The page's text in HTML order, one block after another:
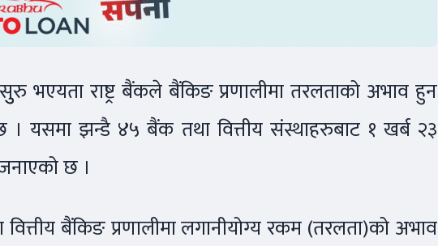
भएयता राष्ट्र बैंकले बैंकिङ प्रणालीमा तरलताको अभाव हुन
यसमा झन्डै ४५ बैंक तथा वित्तीय संस्थाहरुबाट १ खर्ब २३
छ ।
वित्तीय बैंकिङ प्रणालीमा लगानीयोग्य रकम (तरलता)को अभाव